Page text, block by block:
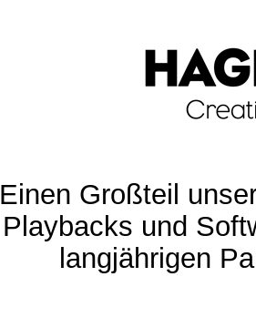
Einen Großteil
Playbacks und
langjährigen